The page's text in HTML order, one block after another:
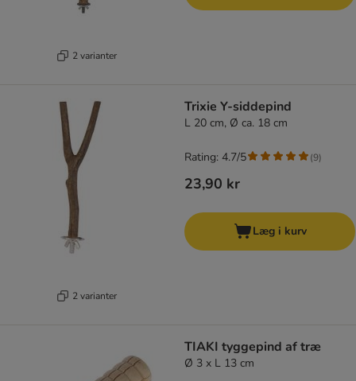
2 varianter
2 varianter
Trixie Y-siddepind
L 20 cm, Ø ca. 18 cm
23,90 kr
Rating: 4.7/5 (9)
Læg i kurv
TIAKI tyggepind af træ
Ø 3 x L 13 cm